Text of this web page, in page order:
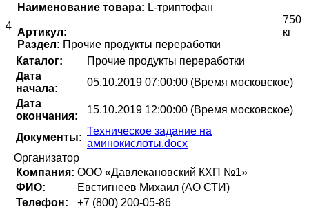
4
Наименование товара: L-триптофан
Артикул:
Раздел: Прочие продукты переработки
750
кг
Каталог:
Прочие продукты переработки
Дата
начала:
05.10.2019 07:00:00 (Время московское)
Дата
окончания:
15.10.2019 12:00:00 (Время московское)
Документы:
Техническое задание на
аминокислоты.docx
Организатор
Компания: ООО «Давлекановский КХП №1»
ФИО:
Евстигнеев Михаил (АО СТИ)
Телефон:
+7 (800) 200-05-86